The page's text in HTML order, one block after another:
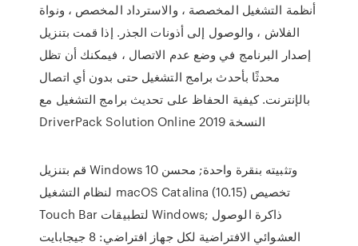
أنظمة التشغيل المخصصة ، والاسترداد المخصص ، ونواة
الفلاش ، والوصول إلى أذونات الجذر. إذا قمت بتنزيل
إصدار البرنامج في وضع عدم الاتصال ، فيمكنك أن تظل
محدثًا بأحدث برامج التشغيل حتى بدون أي اتصال
بالإنترنت. كيفية الحفاظ على تحديث برامج التشغيل مع
DriverPack Solution Online 2019 النسخة
قم بتنزيل Windows 10 وتثبيته بنقرة واحدة; محسن
لنظام التشغيل macOS Catalina (10.15) تخصيص
Touch Bar لتطبيقات Windows; ذاكرة الوصول
العشوائي الافتراضية لكل جهاز افتراضي: 8 جيجابايت